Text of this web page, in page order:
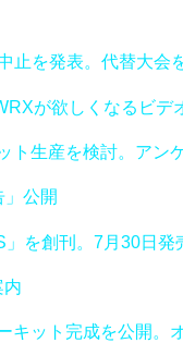
止を発表。代替大会
が欲しくなるビデ
ト生産を検討。アン
公開
を創刊。7月30日発
内
キット完成を公開。